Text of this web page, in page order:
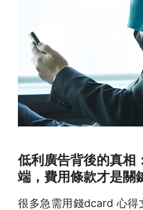
低利廣告背後的真相
端，費用條款才是關
很多急需用錢dcard 心得